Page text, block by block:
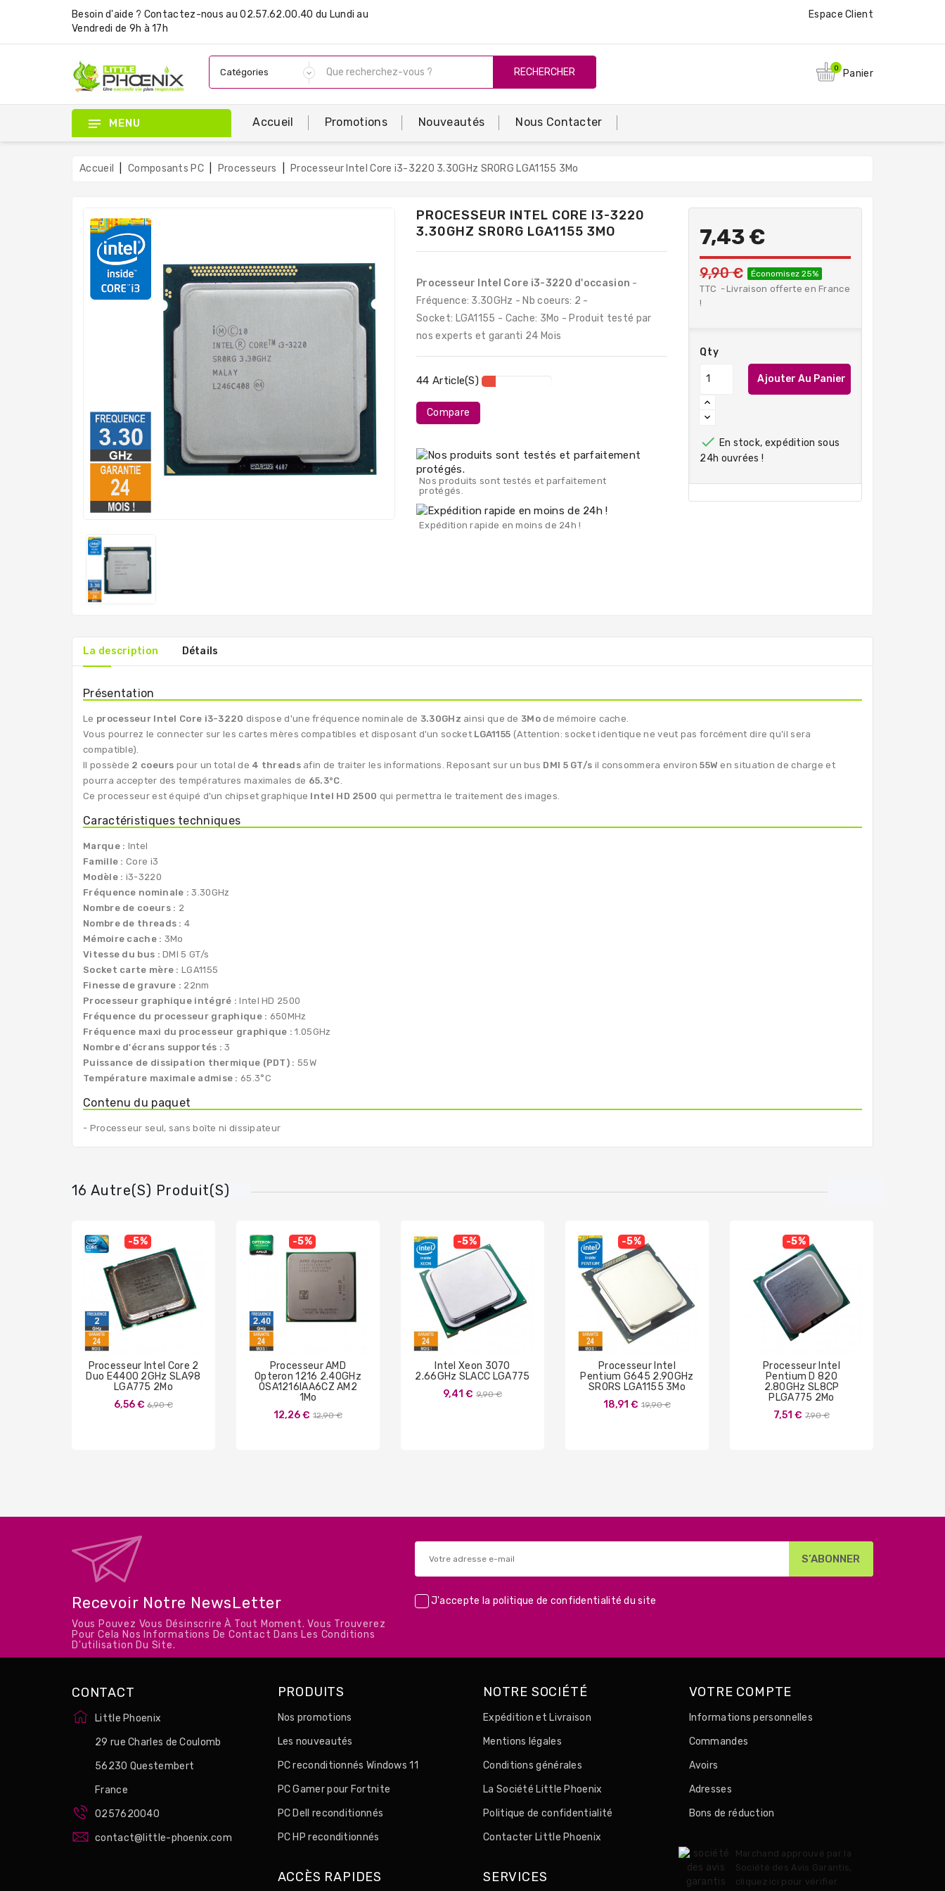
Besoin d'aide ? Contactez-nous au 02.57.62.00.40 du Lundi au
Vendredi de 9h à 17h
Espace Client
RECHERCHER 0 Panier
MENU Accueil Promotions Nouveautés Nous Contacter
Accueil Composants PC Processeurs Processeur Intel Core i3-3220 3.30GHz SR0RG LGA1155 3Mo
PROCESSEUR INTEL CORE I3-3220
3.30GHZ SR0RG LGA1155 3MO
Processeur Intel Core i3-3220 d'occasion -
Fréquence: 3.30GHz - Nb coeurs: 2 -
Socket: LGA1155 - Cache: 3Mo - Produit testé par
nos experts et garanti 24 Mois
44 Article(s)
Compare
Nos produits sont testés et parfaitement
protégés.
Expédition rapide en moins de 24h !
7,43 €
9,90 € Économisez 25%
TTC
Livraison offerte en France
!
Qty
Ajouter Au Panier
 En stock, expédition sous
24h ouvrées !
La description Détails
Présentation
Le processeur Intel Core i3-3220 dispose d'une fréquence nominale de 3.30GHz ainsi que de 3Mode mémoire cache.
Vous pourrez le connecter sur les cartes mères compatibles et disposant d'un socket LGA1155 (Attention: socket identique ne veut pas forcément dire qu'il sera
compatible).
Il possède 2 coeurs pour un total de 4 threadsafin de traiter les informations. Reposant sur un bus DMI 5 GT/s il consommera environ55W en situation de charge et
pourra accepter des températures maximales de 65.3°C
Ce processeur est équipé d'un chipset graphique Intel HD 2500 qui permettra le traitement des images.
Caractéristiques techniques
Marque : Intel
Famille : Core i3
Modèle : i3-3220
Fréquence nominale : 3.30GHz
Nombre de coeurs : 2
Nombre de threads : 4
Mémoire cache : 3Mo
Vitesse du bus : DMI 5 GT/s
Socket carte mère : LGA1155
Finesse de gravure : 22nm
Processeur graphique intégré : Intel HD 2500
Fréquence du processeur graphique : 650MHz
Fréquence maxi du processeur graphique : 1.05GHz
Nombre d'écrans supportés : 3
Puissance de dissipation thermique (PDT) : 55W
Température maximale admise : 65.3°C
Contenu du paquet
- Processeur seul, sans boîte ni dissipateur
16 Autre(s) Produit(s)
-5%
Processeur Intel Core 2
Duo E4400 2GHz SLA98
LGA775 2Mo
6,56 € Prix
6,90 €
-5%
Processeur AMD
Opteron 1216 2.40GHz
OSA1216IAA6CZ AM2
1Mo
12,26 € Prix
12,90 €
-5%
Intel Xeon 3070
2.66GHz SLACC LGA775
9,41 € Prix
9,90 €
-5%
Processeur Intel
Pentium G645 2.90GHz
SR0RS LGA1155 3Mo
18,91 € Prix
19,90 €
-5%
Processeur Intel
Pentium D 820
2.80GHz SL8CP
PLGA775 2Mo
7,51 € Prix
7,90 €
Recevoir Notre NewsLetter
Vous Pouvez Vous Désinscrire À Tout Moment. Vous Trouverez
Pour Cela Nos Informations De Contact Dans Les Conditions
D'utilisation Du Site.
J'accepte la politique de confidentialité du site
CONTACT
Little Phoenix
29 rue Charles de Coulomb
56230 Questembert
France
0257620040
contact@little-phoenix.com
PRODUITS
Nos promotions
Les nouveautés
PC reconditionnés Windows 11
PC Gamer pour Fortnite
PC Dell reconditionnés
PC HP reconditionnés
NOTRE SOCIÉTÉ
Expédition et Livraison
Mentions légales
Conditions générales
La Société Little Phoenix
Politique de confidentialité
Contacter Little Phoenix
ACCÈS RAPIDES SERVICES
VOTRE COMPTE
Informations personnelles
Commandes
Avoirs
Adresses
Bons de réduction
Marchand approuvé par la
Société des Avis Garantis,
cliquez ici pour vérifier.